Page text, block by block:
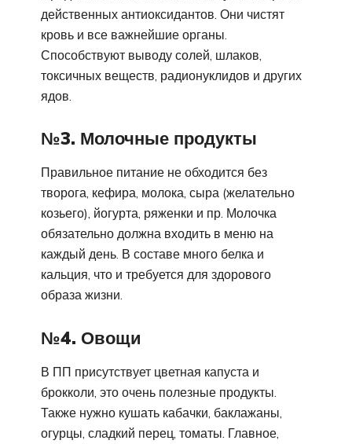
действенных антиоксидантов. Они чистят
кровь и все важнейшие органы.
Способствуют выводу солей, шлаков,
токсичных веществ, радионуклидов и других
ядов.
№3. Молочные продукты
Правильное питание не обходится без
творога, кефира, молока, сыра (желательно
козьего), йогурта, ряженки и пр. Молочка
обязательно должна входить в меню на
каждый день. В составе много белка и
кальция, что и требуется для здорового
образа жизни.
№4. Овощи
В ПП присутствует цветная капуста и
брокколи, это очень полезные продукты.
Также нужно кушать кабачки, баклажаны,
огурцы, сладкий перец, томаты. Главное,